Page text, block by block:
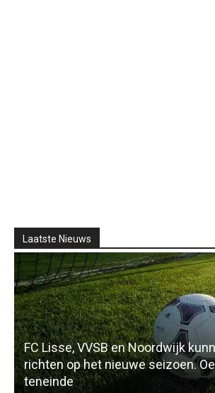
Laatste Nieuws
FC Lisse, VVSB en Noordwijk
richten op het nieuwe seizoen.
teneinde